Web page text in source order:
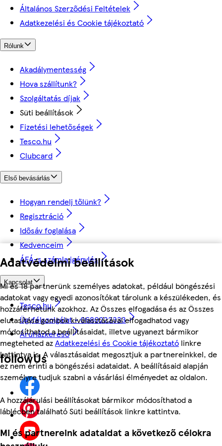
Adatvédelmi beállítások
Mi és 18 partnerünk személyes adatokat, például böngészési
adatokat vagy egyedi azonosítókat tárolunk a készülékeden, és
hozzáférhetünk azokhoz. Az Összes elfogadása és az Összes
elutasítása gombok kiválasztásával elfogadhatod vagy
módosíthatod a beállításaidat, illetve ugyanezt bármikor
megteheted azAdatkezelési és Cookie tájékoztató linkre
kattintva is. A választásaidat megosztjuk a partnereinkkel, de
ez nem érinti a böngészési adataidat. A beállításaid alapján
személyre tudjuk szabni a vásárlási élményedet az oldalon.
A hozzájárulási beállításokat bármikor módosíthatod a
láblécben található Süti beállítások linkre kattintva.
Mi és partnereink adataidat a következő célokra
Általános Szerződési Feltételek
Adatkezelési és Cookie tájékoztató
Rólunk
Akadálymentesség
Hova szállítunk?
Szolgáltatás díjak
Süti beállítások
Fizetési lehetőségek
Tesco.hu
Clubcard
Első bevásárlás
Hogyan rendelj tőlünk?
Regisztráció
Idősáv foglalása
Kedvenceim
ÁFÁ-s számla igénylés
Kapcsolat
Tesco.hu
Ügyfélszolgálat - 0680222333
Áruházkereső
followUs